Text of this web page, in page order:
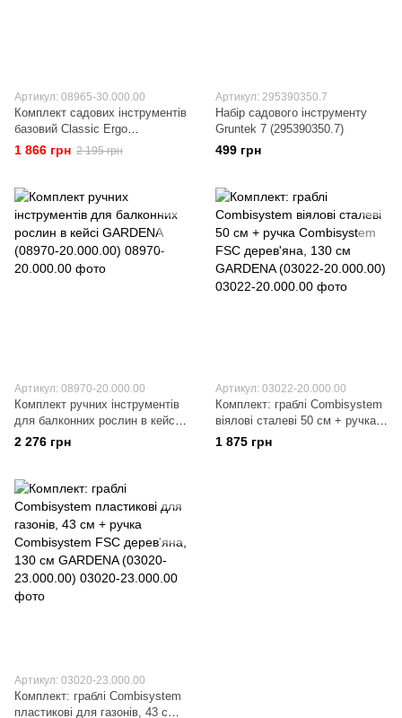
Артикул: 08965-30.000.00
Комплект садових інструментів
базовий Classic Ergo
GARDENA (08965-30.000.00)
1 866 грн 2 195 грн
Артикул: 295390350.7
Набір садового інструменту
Gruntek 7 (295390350.7)
499 грн
Артикул: 08970-20.000.00
Комплект ручних інструментів
для балконних рослин в кейсі
GARDENA (08970-20.000.00)
2 276 грн
Артикул: 03022-20.000.00
Комплект: граблі Combisystem
віялові сталеві 50 см + ручка
Combisystem FSC дерев'яна,
130 см GARDENA (03022-
1 875 грн
Артикул: 03020-23.000.00
Комплект: граблі Combisystem
пластикові для газонів, 43 см +